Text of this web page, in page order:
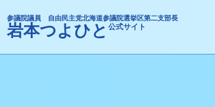
容
を
ス
参議院議員 自由民主党北海道参議院選挙区第二支部長
岩本つよひと 公式サイト